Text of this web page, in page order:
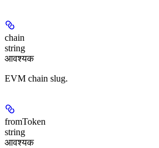
chain
string
आवश्यक
EVM chain slug.
fromToken
string
आवश्यक